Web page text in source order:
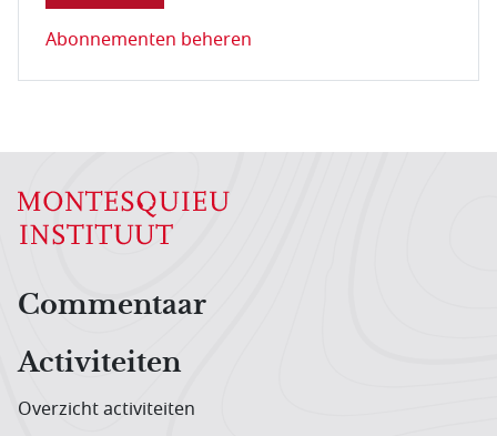
Abonnementen beheren
Hoofdnavigatiemenu
Commentaar
Activiteiten
Overzicht activiteiten